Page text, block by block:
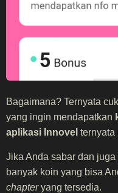
Bagaimana? Ternyata
yang ingin mendapatkan
aplikasi Innovel ternyata
Jika Anda sabar dan
banyak koin yang bisa
chapteryang tersedia.